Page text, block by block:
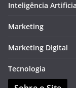
Inteligência
Marketing
Marketing Digital
Tecnologia